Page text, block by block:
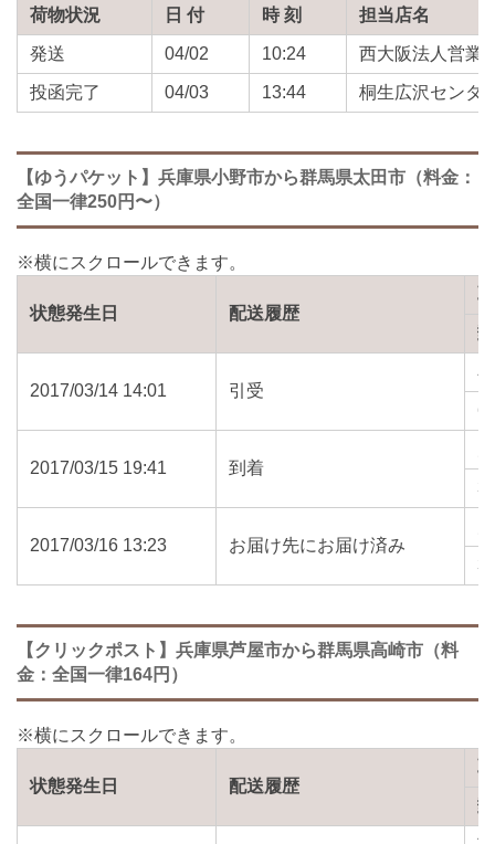
荷物状況 日 付 時 刻 担当店名
発送 04/02 10:24 西大阪法人営業
投函完了 04/03 13:44 桐生広沢センタ
【ゆうパケット】兵庫県小野市から群馬県太田市（料金：
全国一律250円〜）
状態発生日 配送履歴
2017/03/14 14:01 引受
2017/03/15 19:41 到着
2017/03/16 13:23 お届け先にお届け済み
【クリックポスト】兵庫県芦屋市から群馬県高崎市（料
金：全国一律164円）
状態発生日 配送履歴